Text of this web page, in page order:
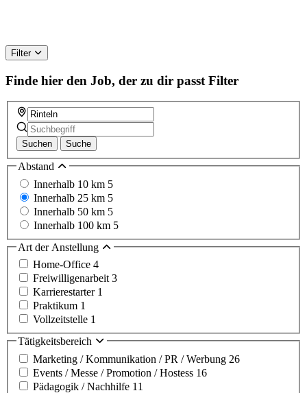
Filter
Finde hier den Job, der zu dir passt Filter
Suchen Suche
Abstand
Innerhalb 10 km 5
Innerhalb 25 km 5
Innerhalb 50 km 5
Innerhalb 100 km 5
Art der Anstellung
Home-Office 4
Freiwilligenarbeit 3
Karrierestarter 1
Praktikum 1
Vollzeitstelle 1
Tätigkeitsbereich
Marketing / Kommunikation / PR / Werbung 26
Events / Messe / Promotion / Hostess 16
Pädagogik / Nachhilfe 11